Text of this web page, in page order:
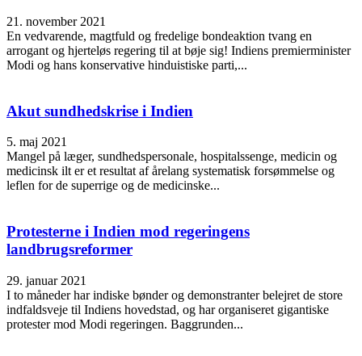
21. november 2021
En vedvarende, magtfuld og fredelige bondeaktion tvang en
arrogant og hjerteløs regering til at bøje sig! Indiens premierminister
Modi og hans konservative hinduistiske parti,...
Akut sundhedskrise i Indien
5. maj 2021
Mangel på læger, sundhedspersonale, hospitalssenge, medicin og
medicinsk ilt er et resultat af årelang systematisk forsømmelse og
leflen for de superrige og de medicinske...
Protesterne i Indien mod regeringens
landbrugsreformer
29. januar 2021
I to måneder har indiske bønder og demonstranter belejret de store
indfaldsveje til Indiens hovedstad, og har organiseret gigantiske
protester mod Modi regeringen. Baggrunden...